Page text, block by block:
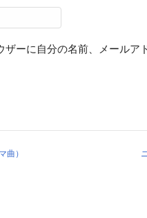
ーに自分の名前、メールア
曲）